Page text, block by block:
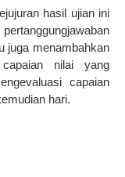
hasil ujian ini
juga menambahkan
nilai yang
capaian
hari.